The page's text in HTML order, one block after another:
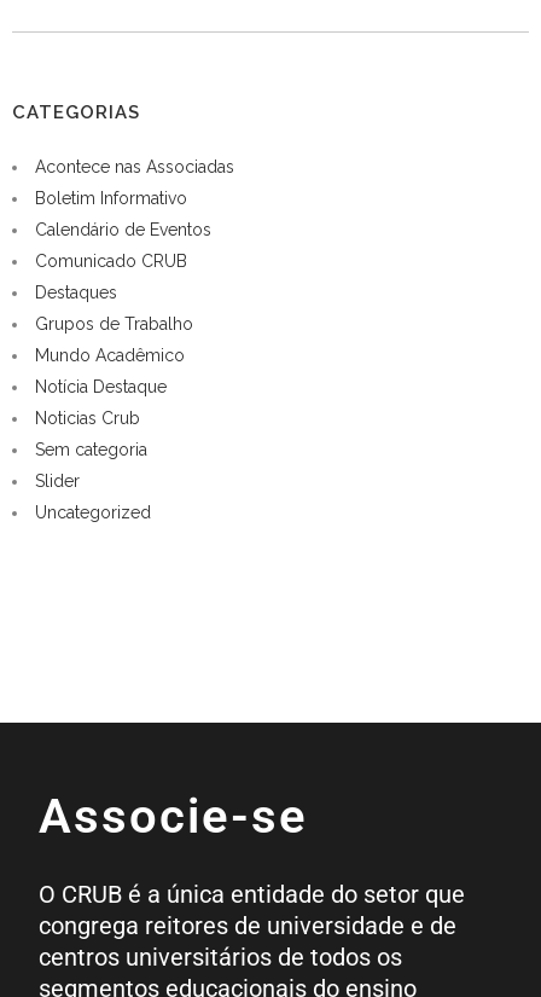
CATEGORIAS
Acontece nas Associadas
Boletim Informativo
Calendário de Eventos
Comunicado CRUB
Destaques
Grupos de Trabalho
Mundo Acadêmico
Notícia Destaque
Noticias Crub
Sem categoria
Slider
Uncategorized
Associe-se
O CRUB é a única entidade do setor que
congrega reitores de universidade e de
centros universitários de todos os
segmentos educacionais do ensino